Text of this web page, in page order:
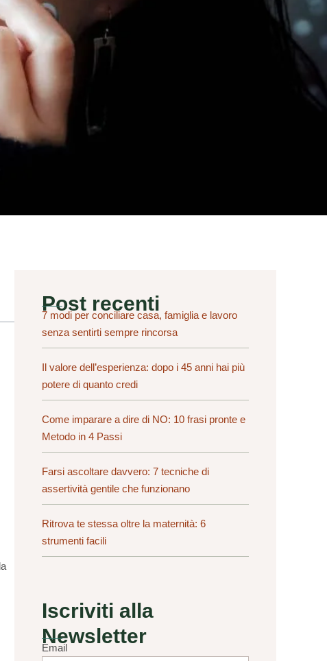
Post recenti
7 modi per conciliare casa, famiglia e lavoro
senza sentirti sempre rincorsa
Il valore dell’esperienza: dopo i 45 anni hai più
potere di quanto credi
Come imparare a dire di NO: 10 frasi pronte e
Metodo in 4 Passi
Farsi ascoltare davvero: 7 tecniche di
assertività gentile che funzionano
Ritrova te stessa oltre la maternità: 6
strumenti facili
Iscriviti alla
Newsletter
Email